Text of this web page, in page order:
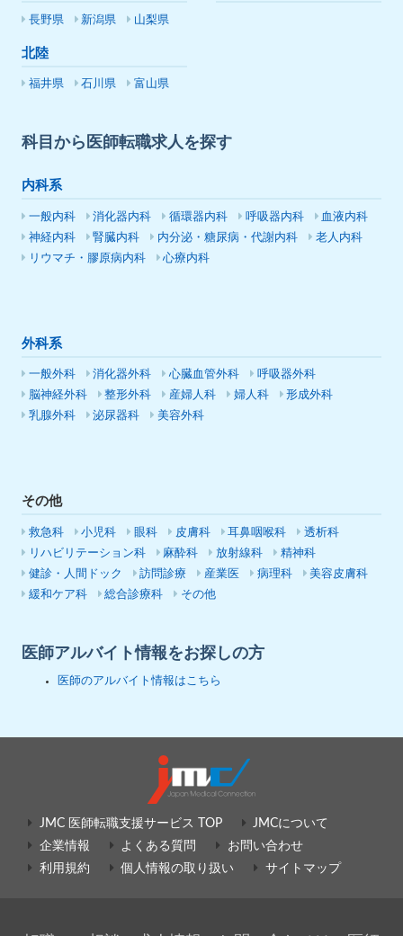
長野県 新潟県 山梨県
北陸
福井県 石川県 富山県
科目から医師転職求人を探す
内科系
一般内科 消化器内科 循環器内科 呼吸器内科
血液内科
神経内科
腎臓内科 内分泌・糖尿病・代謝内科
老人内科
リウマチ・膠原病内科
心療内科
外科系
一般外科 消化器外科 心臓血管外科
呼吸器外科
脳神経外科
整形外科 産婦人科 婦人科
形成外科
乳腺外科
泌尿器科 美容外科
その他
救急科 小児科 眼科 皮膚科 耳鼻咽喉科
透析科
リハビリテーション科
麻酔科 放射線科
精神科
健診・人間ドック
訪問診療 産業医 病理科
美容皮膚科
緩和ケア科
総合診療科 その他
医師アルバイト情報をお探しの方
医師のアルバイト情報はこちら
JMC 医師転職支援サービス TOP
JMCについて
企業情報
よくある質問
お問い合わせ
利用規約
個人情報の取り扱い サイトマップ